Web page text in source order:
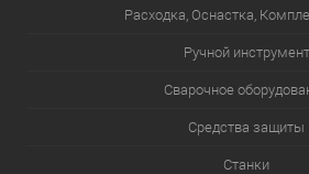
Расходка, Оснастка,
Ручной инструмент
Сварочное
Средства защиты
Станки